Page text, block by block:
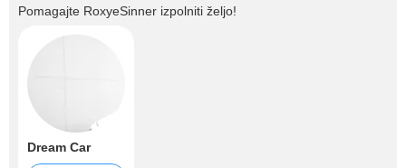
Pomagajte RoxyeSinner izpolniti željo!
Dream Car